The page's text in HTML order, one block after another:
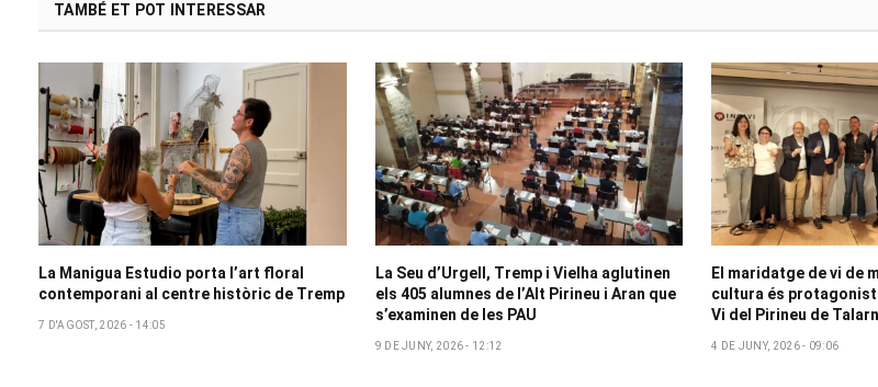
TAMBÉ ET POT INTERESSAR
La Manigua Estudio porta l’art floral
contemporani al centre històric de Tremp
7 D'AGOST, 2026 - 14:05
La Seu d’Urgell, Tremp i Vielha aglutinen
els 405 alumnes de l’Alt Pirineu i Aran que
s’examinen de les PAU
9 DE JUNY, 2026 - 12:12
El maridatge de vi de
cultura és
Vi del Pirineu de Talarn
4 DE JUNY, 2026 - 09:06